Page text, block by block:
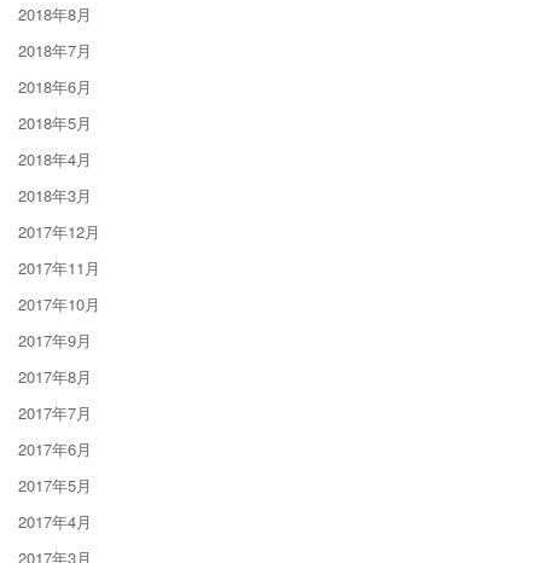
2018年8月
2018年7月
2018年6月
2018年5月
2018年4月
2018年3月
2017年12月
2017年11月
2017年10月
2017年9月
2017年8月
2017年7月
2017年6月
2017年5月
2017年4月
2017年3月